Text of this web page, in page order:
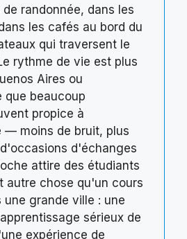
randonnée, dans les
les cafés au bord du
qui traversent le
rythme de vie est plus
Aires ou
que beaucoup
propice à
— moins de bruit, plus
d'échanges
attire des étudiants
autre chose qu'un cours
une grande ville : une
sérieux de
expérience de